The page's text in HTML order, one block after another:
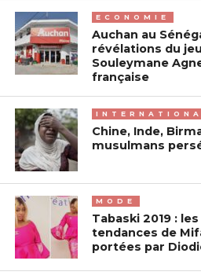
ECONOMIE
Auchan au
révélations du
Souleymane
française
Chine, Inde,
musulmans
MODE
Tabaski 2019 :
tendances de
portées par